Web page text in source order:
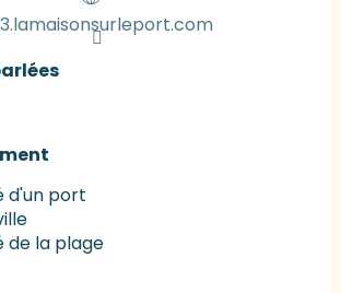
d'un port
de la plage